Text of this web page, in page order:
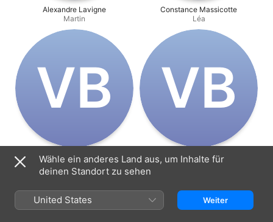
Alexandre Lavigne
Martin
Constance Massicotte
Léa
V‌B
Vincent Biron
Regie
V‌B
Vincent Biron
Produzent:in
Wähle ein anderes Land aus, um Inhalte für
deinen Standort zu sehen
United States Weiter